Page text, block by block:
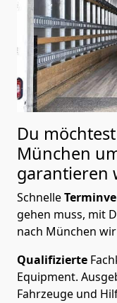
Du
München
garantieren
Schnelle
gehen muss, mit
nach München
Qualifizierte
Equipment.
Fahrzeuge und